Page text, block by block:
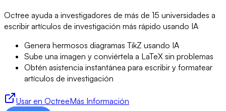
Octree ayuda a investigadores de más de 15 universidades a
escribir artículos de investigación más rápido usando IA
Genera hermosos diagramas TikZ usando IA
Sube una imagen y conviértela a LaTeX sin problemas
Obtén asistencia instantánea para escribir y formatear
artículos de investigación
Usar en OctreeMás Información